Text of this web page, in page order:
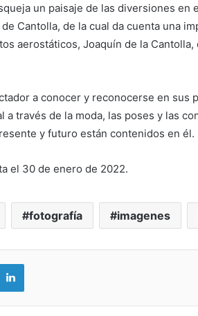
un paisaje de las diversiones en
Cantolla, de la cual da cuenta una
aerostáticos, Joaquín de la Cantolla,
a conocer y reconocerse en sus
a través de la moda, las poses y las
y futuro están contenidos en él.
el 30 de enero de 2022.
fotografía imagenes
LinkedIn